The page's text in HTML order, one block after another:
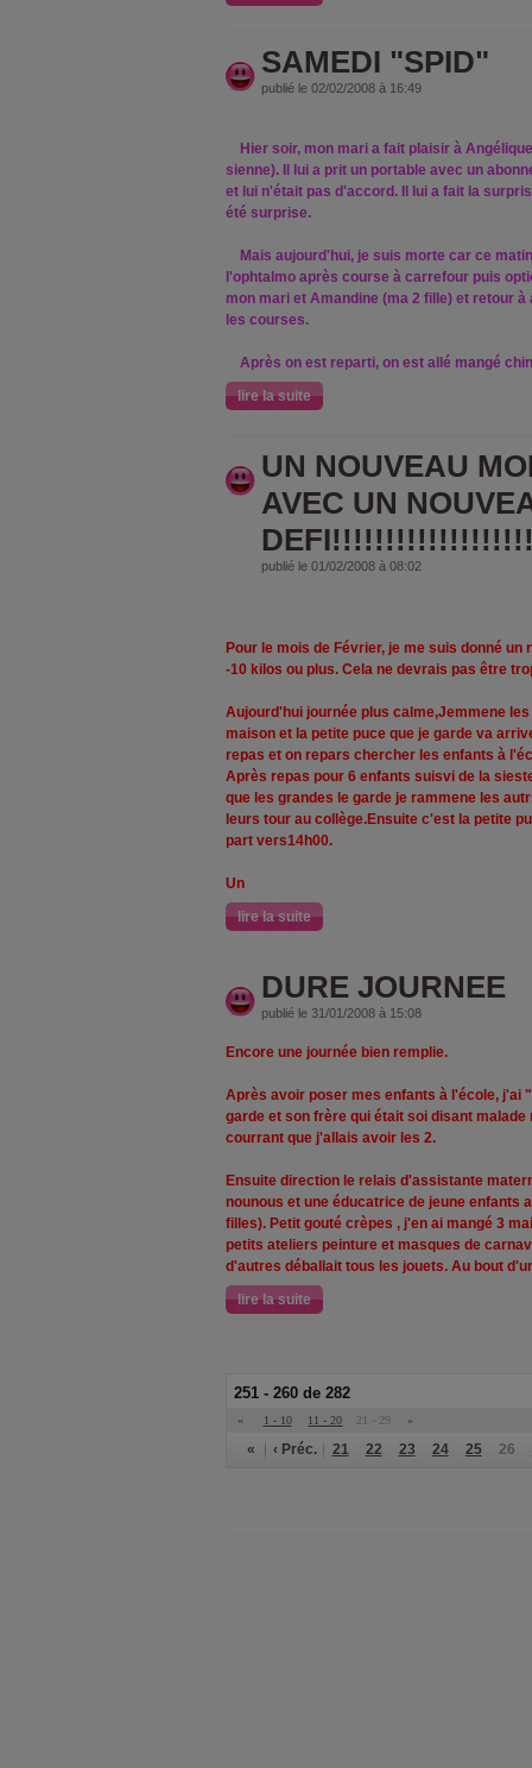
SAMEDI "SPID"
publié le 02/02/2008 à 16:49
Hier soir, mon mari a fait plaisir à
sienne). Il lui a prit un portable avec un
et lui n'était pas d'accord. Il lui a fait la
été surprise.
Mais aujourd'hui, je suis morte car ce
l'ophtalmo après course à carrefour puis
mon mari et Amandine (ma 2 fille) et retour
les courses.
Après on est reparti, on est allé mangé
lire la suite
UN NOUVEAU
AVEC UN
publié le 01/02/2008 à 08:02
Pour le mois de Février, je me suis donné
-10 kilos ou plus. Cela ne devrais pas être
Aujourd'hui journée plus calme,Jemmene
maison et la petite puce que je garde va
repas et on repars chercher les enfants à
Après repas pour 6 enfants suisvi de la
que les grandes le garde je rammene les
leurs tour au collège.Ensuite c'est la petite
part vers14h00.
Un
lire la suite
DURE JOURNEE
publié le 31/01/2008 à 15:08
Encore une journée bien remplie.
Après avoir poser mes enfants à l'école, j'ai
garde et son frère qui était soi disant
courrant que j'allais avoir les 2.
Ensuite direction le relais d'assistante
nounous et une éducatrice de jeune enfants
filles). Petit gouté crèpes , j'en ai mangé 3
petits ateliers peinture et masques de
d'autres déballait tous les jouets. Au bout
lire la suite
251 - 260 de 282
« 1 - 10 11 - 20 21 - 29 »
« ‹ Préc. 21 22 23 24 25 26